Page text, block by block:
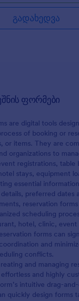
დაჯავშნისათვის
როგორიცაა
დამსწრეთა
გადახედვა
ფორმები
are digital tools
of booking or
or items. They are
organizations to
registrations, table
stays, equipment
essential
preferred dates
reservation
scheduling
hotel, clinic,
forms can
and
conflicts.
and managing
and highly
intuitive drag-
quickly design forms